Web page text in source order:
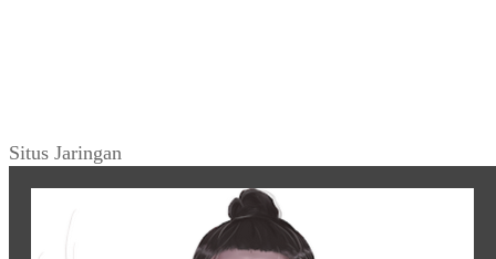
Situs Jaringan